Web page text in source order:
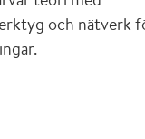
och nätverk